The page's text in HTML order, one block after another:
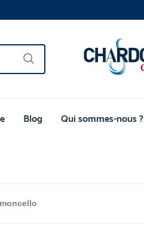
Blog Qui sommes-nous ?